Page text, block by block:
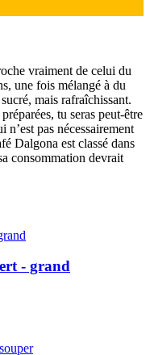
vraiment de celui du
une fois mélangé à du
mais rafraîchissant.
tu seras peut-être
n’est pas nécessairement
Dalgona est classé dans
consommation devrait
- grand